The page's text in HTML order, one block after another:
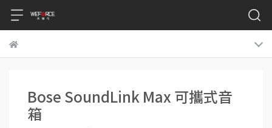
Bose SoundLink Max 可攜式音
箱